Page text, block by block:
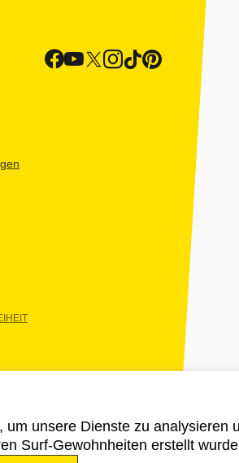
unsere Dienste zu
Surf-Gewohnheiten erstellt